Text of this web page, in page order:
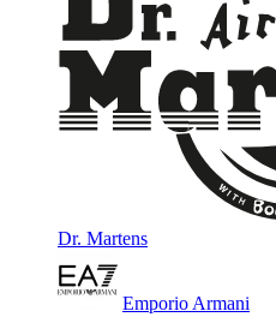
Dr. Martens
Emporio Armani